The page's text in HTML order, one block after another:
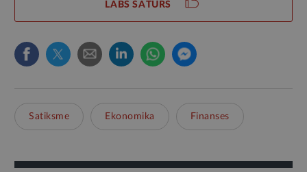
LABS SATURS
Satiksme Ekonomika Finanses